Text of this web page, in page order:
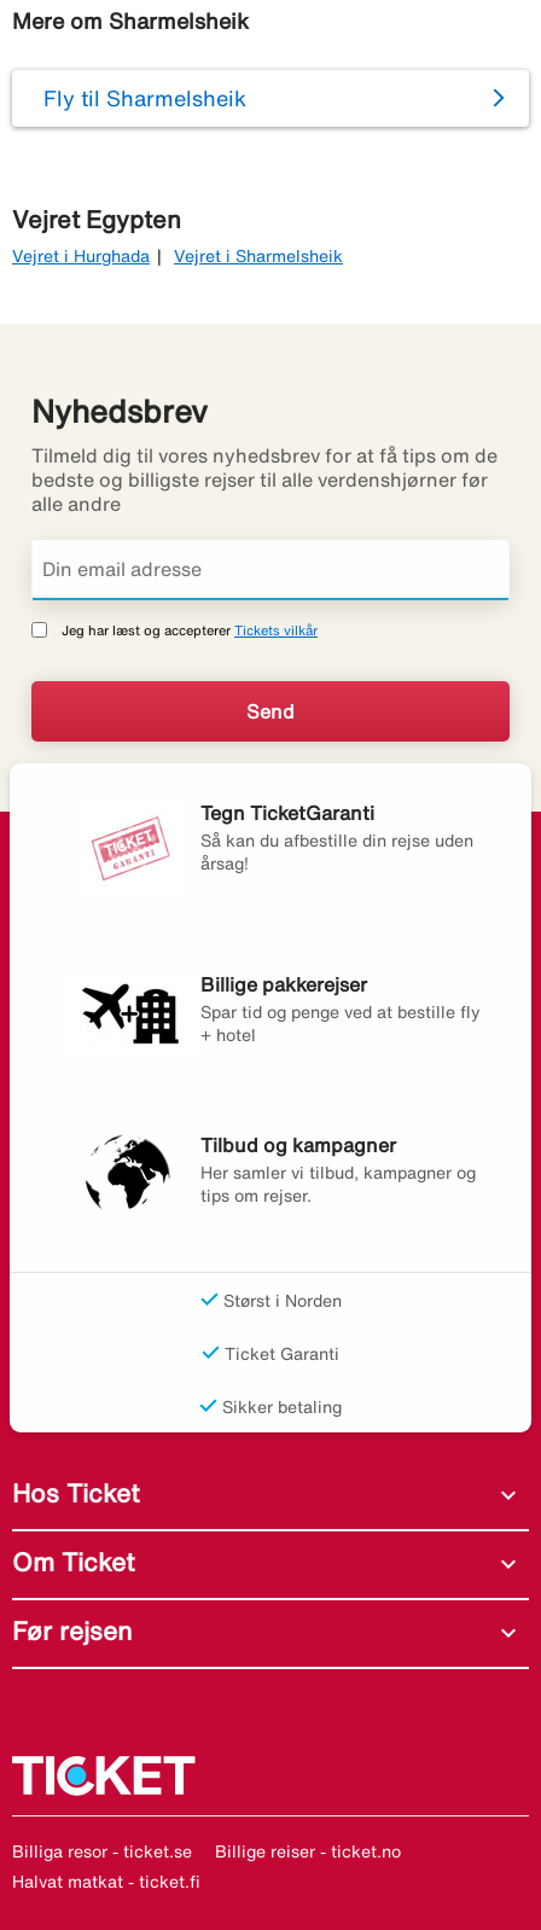
Mere om Sharmelsheik
Fly til Sharmelsheik
Vejret Egypten
Vejret i Hurghada Vejret i Sharmelsheik
Nyhedsbrev
Tilmeld dig til vores nyhedsbrev for at få tips om de
bedste og billigste rejser til alle verdenshjørner før
alle andre
Jeg har læst og accepterer Tickets vilkår
Tegn TicketGaranti
Så kan du afbestille din rejse uden
årsag!
Billige pakkerejser
Spar tid og penge ved at bestille fly
+ hotel
Tilbud og kampagner
Her samler vi tilbud, kampagner og
tips om rejser.
Størst i Norden
Ticket Garanti
Sikker betaling
Hos Ticket expand_more
Om Ticket expand_more
Før rejsen expand_more
Billiga resor - ticket.se
Billige reiser - ticket.no
Halvat matkat - ticket.fi